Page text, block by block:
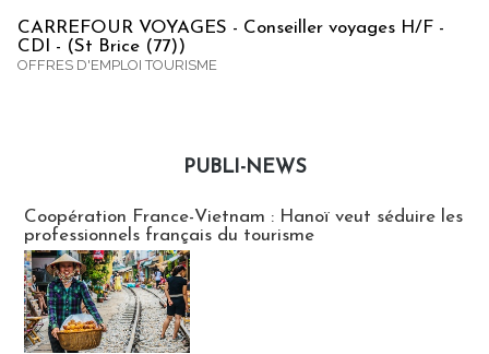
CARREFOUR VOYAGES - Conseiller voyages H/F -
CDI - (St Brice (77))
OFFRES D'EMPLOI TOURISME
PUBLI-NEWS
Coopération France-Vietnam : Hanoï veut séduire les
professionnels français du tourisme